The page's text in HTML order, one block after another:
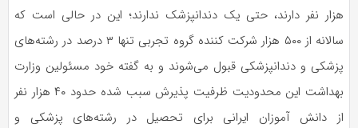
هزار نفر دارند، حتی یک دندانپزشک ندارند؛ این در حالی است که
سالانه از ۵۰۰ هزار شرکت
کننده گروه
تجربی تنها ۳ درصد در رشته‌های
پزشکی و دندانپزشکی قبول می‌شوند و به گفته خود مسئولین وزارت
بهداشت این محدودیت ظرفیت پذیرش سبب شده حدود ۴۰ هزار نفر
از دانش آموزان ایرانی برای تحصیل در رشته‌های پزشکی و